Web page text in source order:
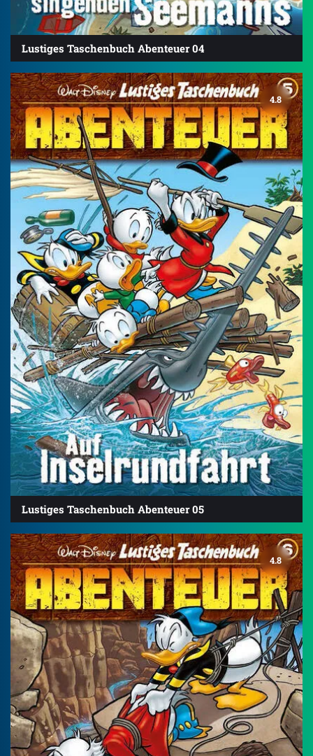
Lustiges Taschenbuch Abenteuer 04
4.8
Lustiges Taschenbuch Abenteuer 05
4.8